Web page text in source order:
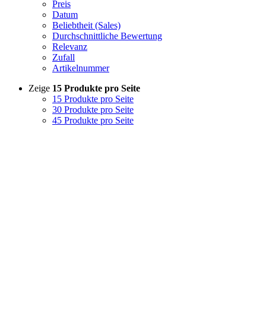
Preis
Datum
Beliebtheit (Sales)
Durchschnittliche Bewertung
Relevanz
Zufall
Artikelnummer
Zeige 15 Produkte pro Seite
15 Produkte pro Seite
30 Produkte pro Seite
45 Produkte pro Seite